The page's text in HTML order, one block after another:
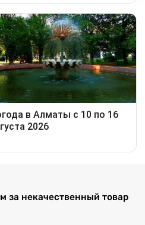
за некачественный товар